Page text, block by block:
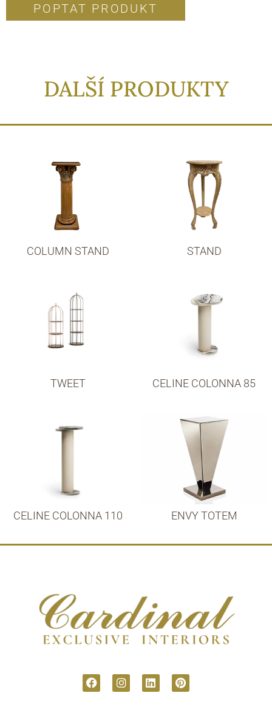
POPTAT PRODUKT
DALŠÍ PRODUKTY
COLUMN STAND STAND
TWEET CELINE COLONNA 85
CELINE COLONNA 110 ENVY TOTEM